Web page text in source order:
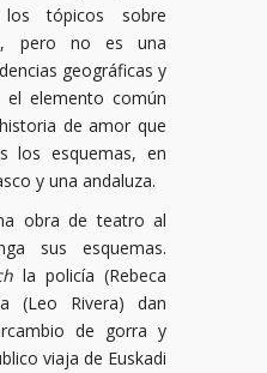
tópicos sobre
pero no es una
geográficas y
el elemento común
de amor que
los esquemas, en
y una andaluza.
obra de teatro al
sus esquemas.
la policía (Rebeca
(Leo Rivera) dan
de gorra y
viaja de Euskadi